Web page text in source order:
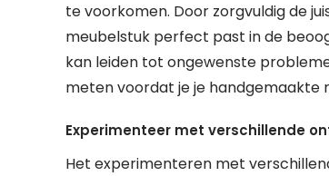
te voorkomen. Door zorgvuldig de
meubelstuk perfect past in de
kan leiden tot ongewenste
meten voordat je je handgemaakte
Experimenteer met verschillende
Het experimenteren met